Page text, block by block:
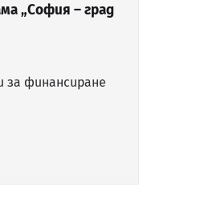
„София – град
финансиране